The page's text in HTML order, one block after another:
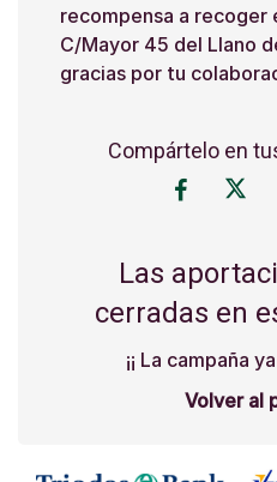
recompensa a recoger
C/Mayor 45 del Llano
gracias por tu
Compártelo en
Las
cerradas en
¡¡ La campaña
Volver al